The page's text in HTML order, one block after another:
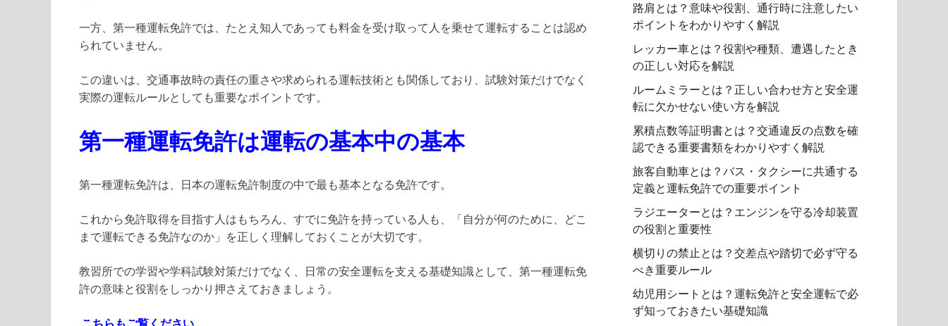
一方、第一種運転免許では、たとえ知人であっても料金を受け取って人を乗せて運転することは認め
られていません。
この違いは、交通事故時の責任の重さや求められる運転技術とも関係しており、試験対策だけでなく
実際の運転ルールとしても重要なポイントです。
第一種運転免許は運転の基本中の基本
第一種運転免許は、日本の運転免許制度の中で最も基本となる免許です。
これから免許取得を目指す人はもちろん、すでに免許を持っている人も、「自分が何のために、どこ
まで運転できる免許なのか」を正しく理解しておくことが大切です。
教習所での学習や学科試験対策だけでなく、日常の安全運転を支える基礎知識として、第一種運転免
許の意味と役割をしっかり押さえておきましょう。
こちらもご覧ください
路肩とは？意味や役割、通行時に注意したい
ポイントをわかりやすく解説
レッカー車とは？役割や種類、遭遇したとき
の正しい対応を解説
ルームミラーとは？正しい合わせ方と安全運
転に欠かせない使い方を解説
累積点数等証明書とは？交通違反の点数を確
認できる重要書類をわかりやすく解説
旅客自動車とは？バス・タクシーに共通する
定義と運転免許での重要ポイント
ラジエーターとは？エンジンを守る冷却装置
の役割と重要性
横切りの禁止とは？交差点や踏切で必ず守る
べき重要ルール
幼児用シートとは？運転免許と安全運転で必
ず知っておきたい基礎知識